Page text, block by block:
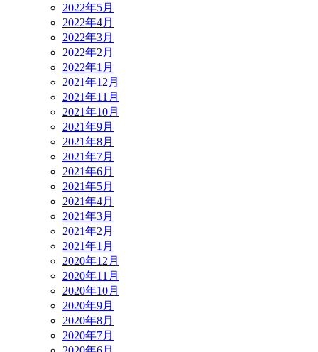
2022年5月
2022年4月
2022年3月
2022年2月
2022年1月
2021年12月
2021年11月
2021年10月
2021年9月
2021年8月
2021年7月
2021年6月
2021年5月
2021年4月
2021年3月
2021年2月
2021年1月
2020年12月
2020年11月
2020年10月
2020年9月
2020年8月
2020年7月